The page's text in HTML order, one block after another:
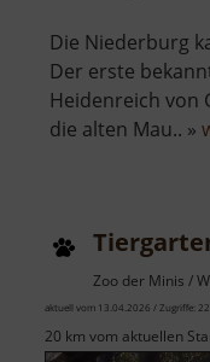
Die Niederburg
Der erste
Heidenreich von
die alten Mau.. »
Zoo der Minis /
aktuell vom 13.04.2026 / Zugriffe:
20 km vom aktuellen